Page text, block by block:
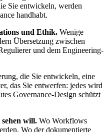
Sie entwickeln, werden
handhabt.
und Ethik. Wenige
Übersetzung zwischen
und dem Engineering-
die Sie entwickeln, eine
das Sie entwerfen: jedes wird
Governance-Design schützt
will. Wo Workflows
Wo der dokumentierte